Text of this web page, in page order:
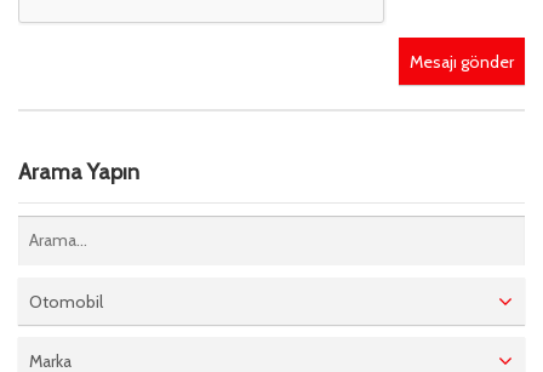
Mesajı gönder
Arama Yapın
Otomobil
Marka